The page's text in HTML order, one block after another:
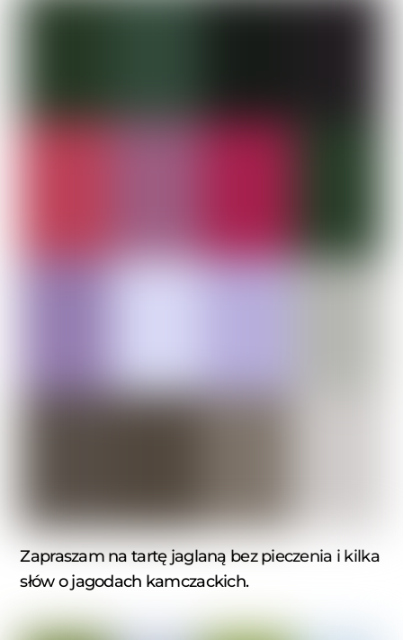
Zapraszam na tartę jaglaną bez pieczenia i kilka
słów o jagodach kamczackich.